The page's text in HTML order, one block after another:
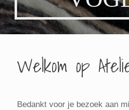
Welkom op
Bedankt voor je bezoek aan